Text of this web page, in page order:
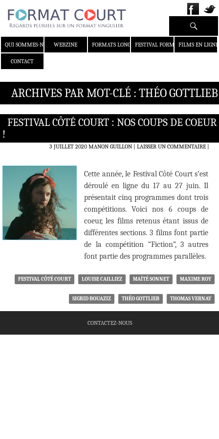
QUI SOMMES-NOUS ?WEBZINE FORMATS LONGS FESTIVAL FORMAT COURT
FILMS EN LIGNE
CONTACT
Recherche
ARCHIVES PAR MOT-CLÉ : THÉO GOTTLIEB
FESTIVAL CÔTÉ COURT : NOS COUPS DE COEUR
!
3 JUILLET 2020 MANON GUILLON LAISSER UN COMMENTAIRE|
Cette année, le Festival Côté Court s’est
déroulé en ligne du 17 au 27 juin. Il
présentait cinq programmes dont trois
compétitions. Voici nos 6 coups de
coeur, les films retenus étant issus de
différentes sections. 3 films font partie
de la compétition “Fiction”, 3 autres
font partie des programmes parallèles.
FESTIVAL CÔTÉ COURT LOUISE CAILLIEZ MAÏTÉ SONNET MAXIME ROY
SIGRID BOUAZIZ THÉO GOTTLIEB THOMAS VERNAY
CONTACTEZ-NOUS